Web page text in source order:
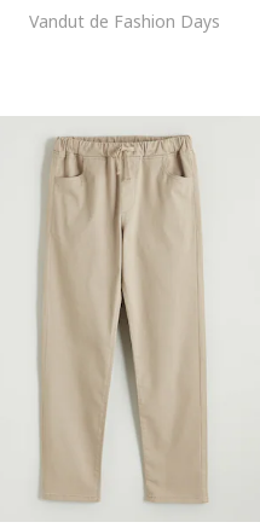
Vandut de Fashion Days